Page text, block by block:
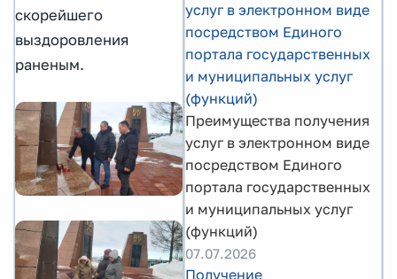
скорейшего
выздоровления
раненым.
услуг в электронном виде
посредством Единого
портала государственных
и муниципальных услуг
(функций)
Преимущества получения
услуг в электронном виде
посредством Единого
портала государственных
и муниципальных услуг
(функций)
07.07.2026
Получение